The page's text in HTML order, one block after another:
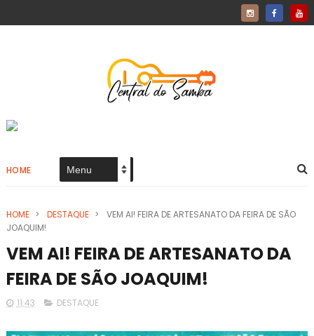
HOME
HOME > DESTAQUE >
VEM AI! FEIRA DE ARTESANATO DA FEIRA DE SÃO
JOAQUIM!
VEM AI! FEIRA DE ARTESANATO DA
FEIRA DE SÃO JOAQUIM!
11:43 DESTAQUE